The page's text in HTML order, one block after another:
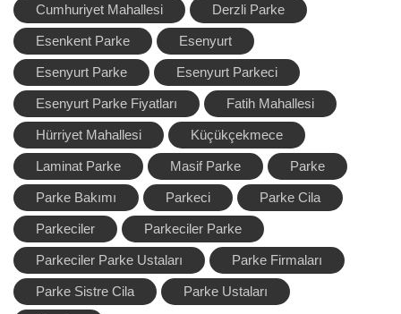
Cumhuriyet Mahallesi Derzli Parke
Esenkent Parke Esenyurt
Esenyurt Parke Esenyurt Parkeci
Esenyurt Parke Fiyatları Fatih Mahallesi
Hürriyet Mahallesi Küçükçekmece
Laminat Parke Masif Parke Parke
Parke Bakımı Parkeci Parke Cila
Parkeciler Parkeciler Parke
Parkeciler Parke Ustaları Parke Firmaları
Parke Sistre Cila Parke Ustaları